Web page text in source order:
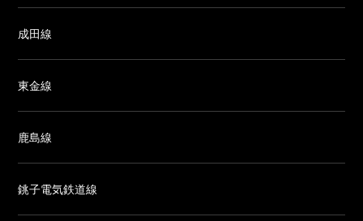
成田線
東金線
鹿島線
銚子電気鉄道線